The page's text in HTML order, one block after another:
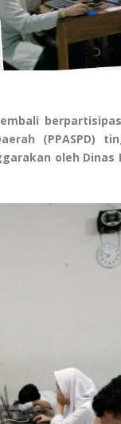
(PPASPD)
oleh Dinas